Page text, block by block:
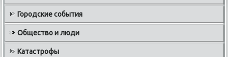
Городские события
Общество и люди
Катастрофы